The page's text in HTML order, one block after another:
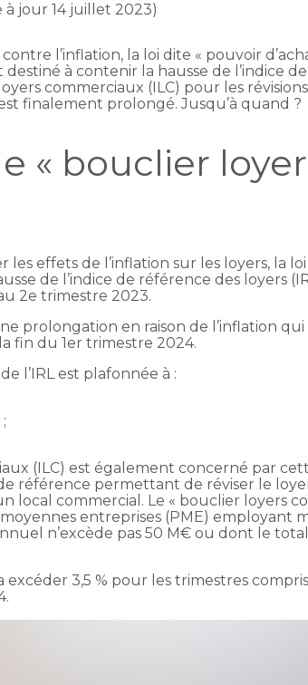
à jour 14 juillet 2023)
l’inflation, la loi dite « pouvoir
à contenir la hausse de l’indice
commerciaux (ILC) pour les
finalement prolongé. Jusqu’à quand ?
« bouclier
les effets de l’inflation sur les loyers, la
de l’indice de référence des loyers
2e trimestre 2023.
prolongation en raison de l’inflation
fin du 1er trimestre 2024.
l’IRL est plafonnée à :
(ILC) est également concerné par
de référence permettant de réviser le
local commercial. Le « bouclier loyers
entreprises (PME) employant
n’excède pas 50 M€ ou dont le
excéder 3,5 % pour les trimestres